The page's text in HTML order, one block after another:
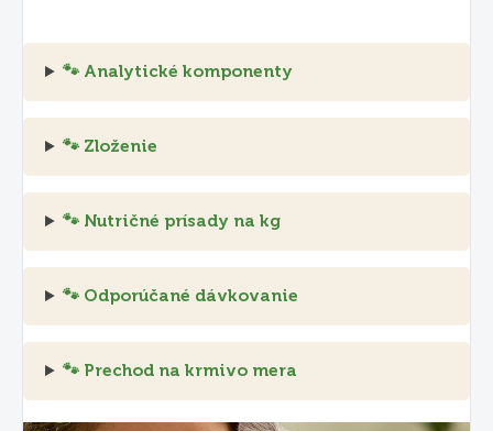
🐾 Analytické komponenty
🐾 Zloženie
🐾 Nutričné prísady na kg
🐾 Odporúčané dávkovanie
🐾 Prechod na krmivo mera